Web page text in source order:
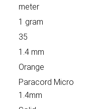
meter
1 gram
35
1.4 mm
Orange
Paracord Micro
1.4mm